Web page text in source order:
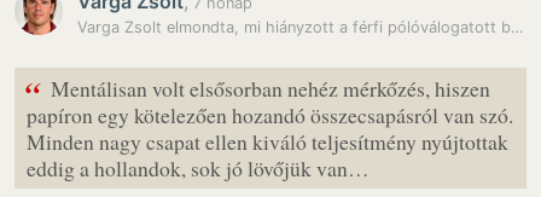
Varga Zsolt elmondta, mi hiányzott a férfi pólóválogatott bravúrjához…
“ Mentálisan volt elsősorban nehéz mérkőzés, hiszen
papíron egy kötelezően hozandó összecsapásról van szó.
Minden nagy csapat ellen kiváló teljesítmény nyújtottak
eddig a hollandok, sok jó lövőjük van…